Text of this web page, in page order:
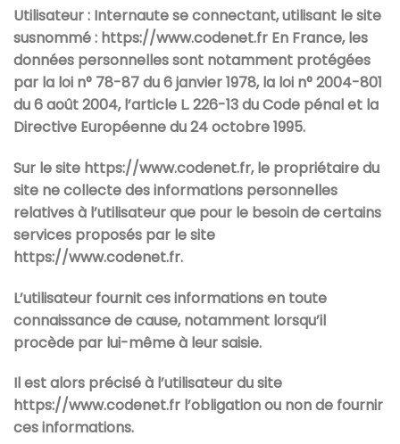
Utilisateur : Internaute se connectant, utilisant le site
susnommé : https://www.codenet.fr En France, les
données personnelles sont notamment protégées
par la loi n° 78-87 du 6 janvier 1978, la loi n° 2004-801
du 6 août 2004, l’article L. 226-13 du Code pénal et la
Directive Européenne du 24 octobre 1995.
Sur le site https://www.codenet.fr, le propriétaire du
site ne collecte des informations personnelles
relatives à l’utilisateur que pour le besoin de certains
services proposés par le site
https://www.codenet.fr.
L’utilisateur fournit ces informations en toute
connaissance de cause, notamment lorsqu’il
procède par lui-même à leur saisie.
Il est alors précisé à l’utilisateur du site
https://www.codenet.fr l’obligation ou non de fournir
ces informations.